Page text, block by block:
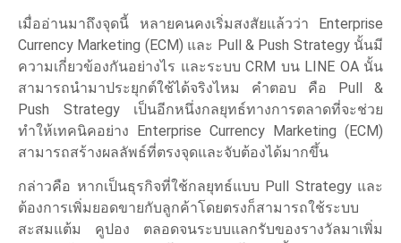
เมื่ออ่านมาถึงจุดนี้ หลายคนคงเริ่มสงสัยแล้วว่า Enterprise
Currency Marketing (ECM) และ Pull & Push Strategy นั้นมี
ความเกี่ยวข้องกันอย่างไร และระบบ CRM บน LINE OA นั้น
สามารถนำมาประยุกต์ใช้ได้จริงไหม คำตอบ คือ Pull &
Push Strategy เป็นอีกหนึ่งกลยุทธ์ทางการตลาดที่จะช่วย
ทำให้เทคนิคอย่าง Enterprise Currency Marketing (ECM)
สามารถสร้างผลลัพธ์ที่ตรงจุดและจับต้องได้มากขึ้น
กล่าวคือ หากเป็นธุรกิจที่ใช้กลยุทธ์แบบ Pull Strategy และ
ต้องการเพิ่มยอดขายกับลูกค้าโดยตรงก็สามารถใช้ระบบ
สะสมแต้ม คูปอง ตลอดจนระบบแลกรับของรางวัลมาเพิ่ม